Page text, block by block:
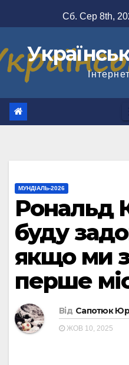
до
Сб. Сер 8th,
МУНДІАЛЬ-2026
Рональд
буду
якщо ми
перше
Від Сапотюк
ЖОВ 10, 2025